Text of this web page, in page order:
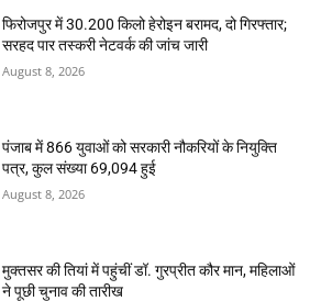
फिरोजपुर में 30.200 किलो हेरोइन बरामद, दो गिरफ्तार;
सरहद पार तस्करी नेटवर्क की जांच जारी
August 8, 2026
पंजाब में 866 युवाओं को सरकारी नौकरियों के नियुक्ति
पत्र, कुल संख्या 69,094 हुई
August 8, 2026
मुक्तसर की तियां में पहुंचीं डॉ. गुरप्रीत कौर मान, महिलाओं
ने पूछी चुनाव की तारीख